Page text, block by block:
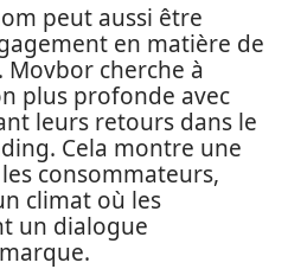
peut aussi être
en matière de
cherche à
plus profonde avec
leurs retours dans le
Cela montre une
consommateurs,
climat où les
un dialogue